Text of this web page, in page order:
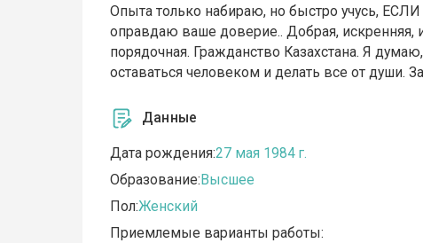
Опыта только набираю, но быстро учусь,
оправдаю ваше доверие.. Добрая, искренняя,
порядочная. Гражданство Казахстана. Я
оставаться человеком и делать все от души.
Данные
Дата рождения:27 мая 1984 г.
Образование:Высшее
Пол:Женский
Приемлемые варианты работы: